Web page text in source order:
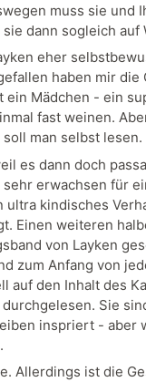
muss sie und
dann sogleich auf
eher
haben mir die
Mädchen - ein
fast weinen.
man selbst lesen.
es dann doch
erwachsen für
kindisches
Einen weiteren
von Layken
zum Anfang von
auf den Inhalt des
Sie
inspriert - aber
Allerdings ist die